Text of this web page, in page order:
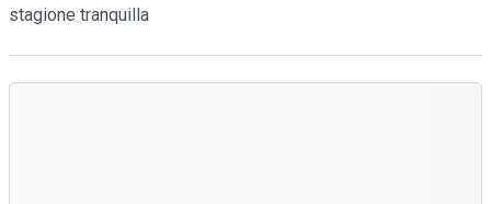
stagione tranquilla